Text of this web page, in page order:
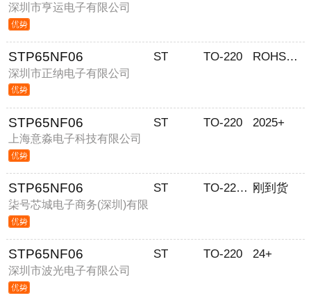
深圳市亨运电子有限公司
STP65NF06
深圳市正纳电子有限公司
ST TO-220 ROHS环保
STP65NF06
上海意淼电子科技有限公司
ST TO-220 2025+
STP65NF06
柒号芯城电子商务(深圳)有限
公司
ST TO-220AB 刚到货
STP65NF06
深圳市波光电子有限公司
ST TO-220 24+